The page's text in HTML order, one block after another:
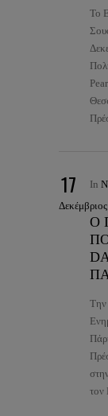
Το
17
Δεκέμβριος
In
Ο
Την
τον